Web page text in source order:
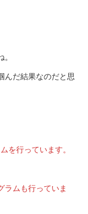
んだ結果なのだと思
を行っています。
ラムも行っていま